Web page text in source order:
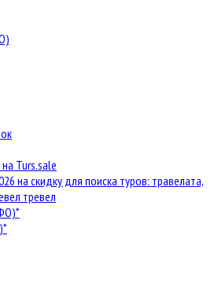
Turs.sale
на скидку для поиска туров: травелата,
тревел